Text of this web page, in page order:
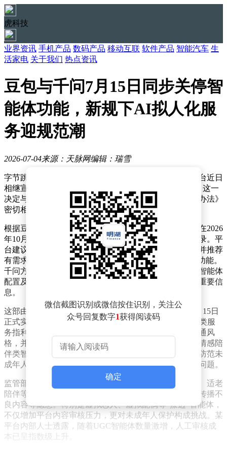
虎科技
业界资讯 手机产品 数码产品 移动互联 软件产品 智能汽车 生
活家电 关于我们 热点资讯
豆包与千问7月15日同步关停智
能体功能，新规下AI拟人化服
务迎规范潮
2026-07-04来源：天脉网编辑：瑞雪
字节跳动旗下豆包与阿里巴巴旗下千问两大人工智能平台近日
相继宣布，将于7月15日正式停止提供智能体功能服务。这一
决定与即将生效的《人工智能拟人化互动服务管理暂行办法》
密切相关，标志着国内AI行业监管进入新阶段。
根据豆包发布的公告，智能体功能停止服务后，用户可在2026
年10月15日前继续查看和保存智能体信息及历史对话记录。平
台建议用户通过截图或文本导出等方式备份重要内容，并推荐
有需求的用户转至字节跳动旗下猫箱APP继续体验相关功能。
千问方面则明确表示，下线后将依据法律法规删除所有智能体
配置及历史对话数据，建议用户提前复制、截图或导出重要信
息。
这部由国家网信办等五部门联合发布的《办法》将于7月15日
正式实施，首次对AI拟人化互动服务作出明确定义。该类服
务指利用人工智能技术模拟自然人特征、思维模式和沟通风
格，并能开展持续性情感互动的服务，涵盖虚拟伴侣、情感陪
伴类智能体等多种形态。文件特别强调，服务提供者需防范未
成年人身心健康风险、网络信息安全威胁及伦理偏差等问题。
监管部门在解读中指出，拟人化互动服务虽在文化传播、适老
陪伴等领域展现潜力，但部分应用存在诱导情感依赖、传播不
良内容等隐患。特别是虚拟恋人、虚拟配偶等"擦边"智能体，
不仅增加平台内容审核压力，更对未成年人保护构成挑战。某
平台内部人士透露，随着UGC智能体数量激增，人工审核成
本已呈指数级上升。
微信截图识别或微信按住识别，关注公
众号回复数字1获得阅读码
确定